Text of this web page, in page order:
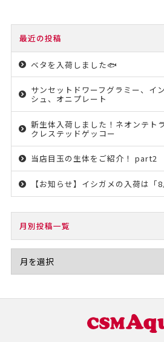
最近の投稿
ベタを入荷しました🐟
サンセットドワーフグラミー、イ
シュ、オニプレート
新生体入荷しました！ネオンテト
クレステッドゲッコー
当店目玉の生体をご紹介！ part2
【お知らせ】イシガメの入荷は「
月別投稿一覧